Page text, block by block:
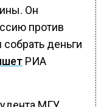
Он
против
деньги
РИА